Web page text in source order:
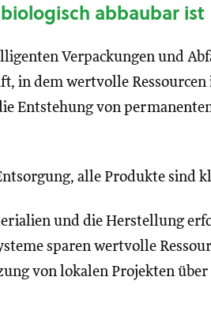
abbaubar ist
Verpackungen und
in dem wertvolle
Entstehung von
alle Produkte sind
und die Herstellung
sparen wertvolle
von lokalen Projekten